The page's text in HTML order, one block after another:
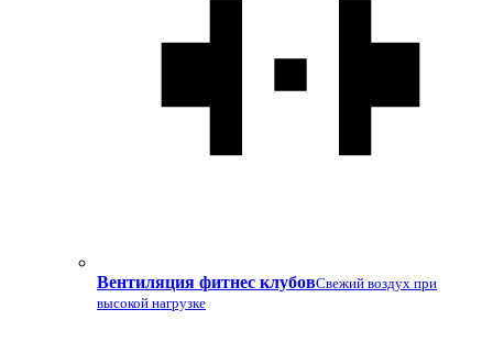
Вентиляция фитнес клубовСвежий воздух при
высокой нагрузке